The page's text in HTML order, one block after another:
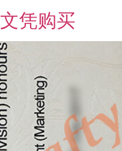
凭购买